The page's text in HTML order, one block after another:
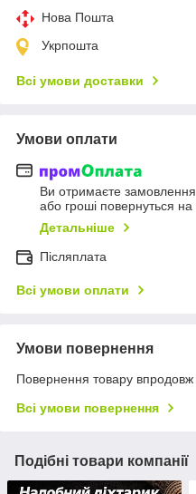
Нова Пошта
Укрпошта
Всі умови доставки
Умови оплати
Ви отримаєте замовлення
або гроші повернуться на
Детальніше
Післяплата
Всі умови оплати
Умови повернення
Повернення товару впродовж
Всі умови повернення
Подібні товари компанії